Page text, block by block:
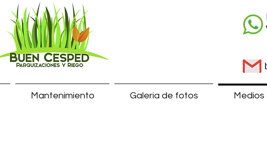
Mantenimiento Galeria de fotos